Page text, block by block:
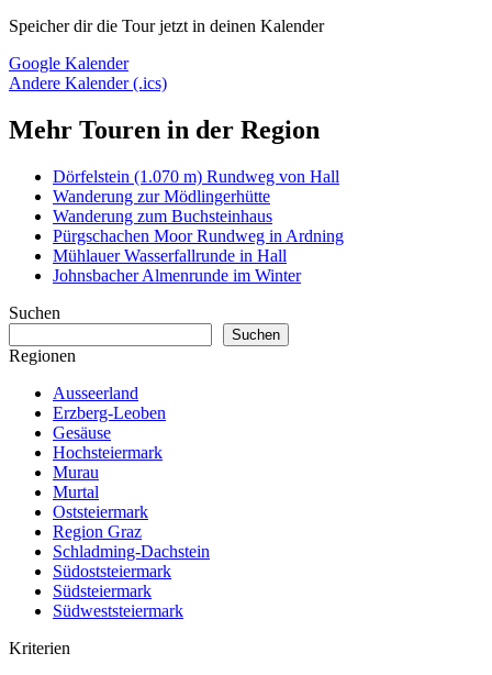
Speicher dir die Tour jetzt in deinen Kalender
Google Kalender
Andere Kalender (.ics)
Mehr Touren in der Region
Dörfelstein (1.070 m) Rundweg von Hall
Wanderung zur Mödlingerhütte
Wanderung zum Buchsteinhaus
Pürgschachen Moor Rundweg in Ardning
Mühlauer Wasserfallrunde in Hall
Johnsbacher Almenrunde im Winter
Suchen
Suchen
Regionen
Ausseerland
Erzberg-Leoben
Gesäuse
Hochsteiermark
Murau
Murtal
Oststeiermark
Region Graz
Schladming-Dachstein
Südoststeiermark
Südsteiermark
Südweststeiermark
Kriterien